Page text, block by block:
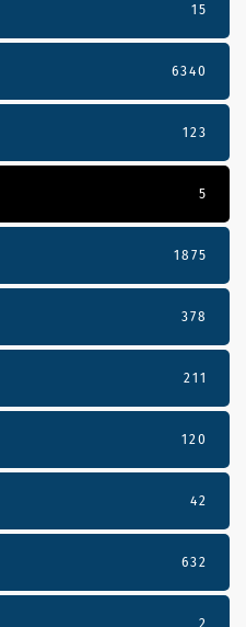
15
6340
123
5
1875
378
211
120
42
632
2